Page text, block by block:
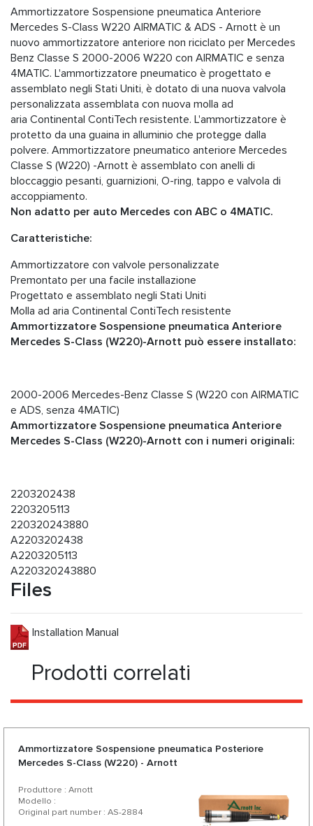
Ammortizzatore Sospensione pneumatica Anteriore
Mercedes S-Class W220 AIRMATIC & ADS - Arnott è un
nuovo ammortizzatore anteriore non riciclato per Mercedes
Benz Classe S 2000-2006 W220 con AIRMATIC e senza
4MATIC. L'ammortizzatore pneumatico è progettato e
assemblato negli Stati Uniti, è dotato di una nuova valvola
personalizzata assemblata con nuova molla ad
aria Continental ContiTech resistente. L'ammortizzatore è
protetto da una guaina in alluminio che protegge dalla
polvere. Ammortizzatore pneumatico anteriore Mercedes
Classe S (W220) -Arnott è assemblato con anelli di
bloccaggio pesanti, guarnizioni, O-ring, tappo e valvola di
accoppiamento.
Non adatto per auto Mercedes con ABC o 4MATIC.
Caratteristiche:
Ammortizzatore con valvole personalizzate
Premontato per una facile installazione
Progettato e assemblato negli Stati Uniti
Molla ad aria Continental ContiTech resistente
Ammortizzatore Sospensione pneumatica Anteriore
Mercedes S-Class (W220)-Arnott può essere installato:
2000-2006 Mercedes-Benz Classe S (W220 con AIRMATIC
e ADS, senza 4MATIC)
Ammortizzatore Sospensione pneumatica Anteriore
Mercedes S-Class (W220)-Arnott con i numeri originali:
2203202438
2203205113
220320243880
A2203202438
A2203205113
A220320243880
Files
Installation Manual
Prodotti correlati
Ammortizzatore Sospensione pneumatica Posteriore
Mercedes S-Class (W220) - Arnott
Produttore : Arnott
Modello :
Original part number : AS-2884